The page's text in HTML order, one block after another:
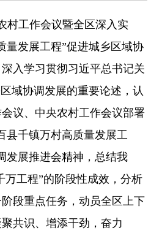
工作会议暨全区深入实
量发展工程”促进城乡区域协
入学习贯彻习近平总书记关
域协调发展的重要论述，认
议、中央农村工作会议部署
县千镇万村高质量发展工
发展推进会精神，总结我
万工程”的阶段性成效，分析
段重点任务，动员全区上下
共识、增添干劲，奋力